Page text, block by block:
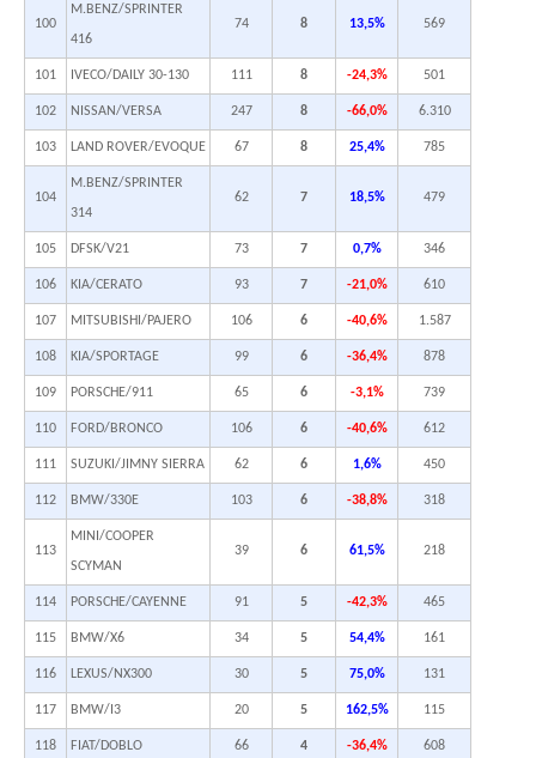
100
M.BENZ/SPRINTER
416
74 8 13,5% 569
101 IVECO/DAILY 30-130 111 8 -24,3% 501
102 NISSAN/VERSA 247 8 -66,0% 6.310
103 LAND ROVER/EVOQUE 67 8 25,4% 785
104
M.BENZ/SPRINTER
314
62 7 18,5% 479
105 DFSK/V21 73 7 0,7% 346
106 KIA/CERATO 93 7 -21,0% 610
107 MITSUBISHI/PAJERO 106 6 -40,6% 1.587
108 KIA/SPORTAGE 99 6 -36,4% 878
109 PORSCHE/911 65 6 -3,1% 739
110 FORD/BRONCO 106 6 -40,6% 612
111 SUZUKI/JIMNY SIERRA 62 6 1,6% 450
112 BMW/330E 103 6 -38,8% 318
113
MINI/COOPER
SCYMAN
39 6 61,5% 218
114 PORSCHE/CAYENNE 91 5 -42,3% 465
115 BMW/X6 34 5 54,4% 161
116 LEXUS/NX300 30 5 75,0% 131
117 BMW/I3 20 5 162,5% 115
118 FIAT/DOBLO 66 4 -36,4% 608